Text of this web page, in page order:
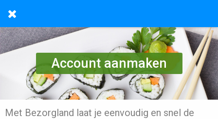
Account aanmaken
Met Bezorgland laat je eenvoudig en snel de